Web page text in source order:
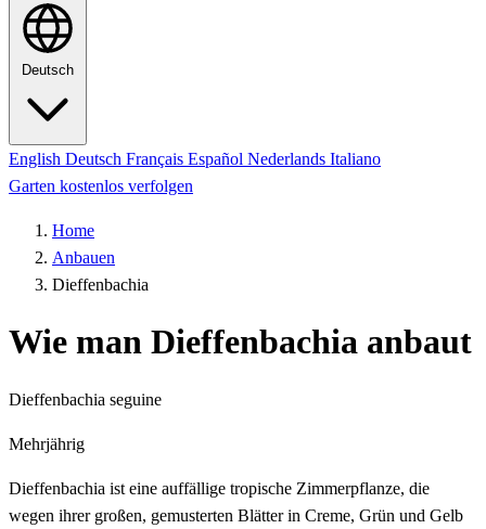
Deutsch
English Deutsch Français Español Nederlands Italiano
Garten kostenlos verfolgen
Home
Anbauen
Dieffenbachia
Wie man Dieffenbachia anbaut
Dieffenbachia seguine
Mehrjährig
Dieffenbachia ist eine auffällige tropische Zimmerpflanze, die
wegen ihrer großen, gemusterten Blätter in Creme, Grün und Gelb